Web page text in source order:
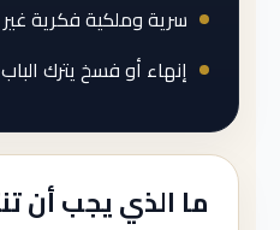
سرية وملكية فكرية
إنهاء أو فسخ يترك
ما الذي يجب أن